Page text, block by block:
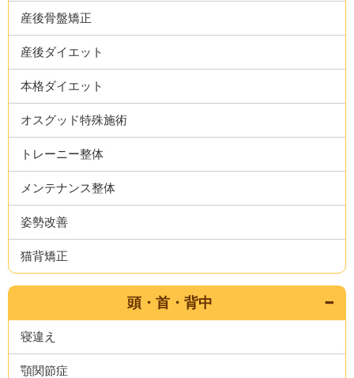
産後骨盤矯正
産後ダイエット
本格ダイエット
オスグッド特殊施術
トレーニー整体
メンテナンス整体
姿勢改善
猫背矯正
頭・首・背中
寝違え
顎関節症